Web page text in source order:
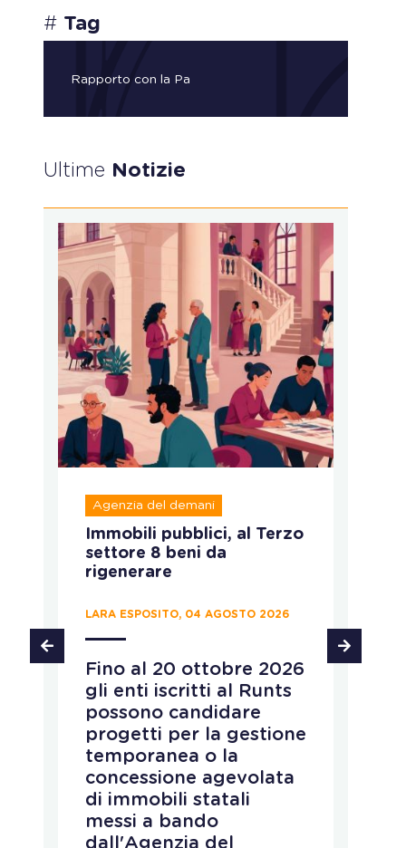
# Tag
Rapporto con la Pa
Ultime Notizie
Agenzia del demani
Immobili pubblici, al Terzo
settore 8 beni da
rigenerare
LARA ESPOSITO, 04 AGOSTO 2026
Fino al 20 ottobre 2026
gli enti iscritti al Runts
possono candidare
progetti per la gestione
temporanea o la
concessione agevolata
di immobili statali
messi a bando
dall'Agenzia del